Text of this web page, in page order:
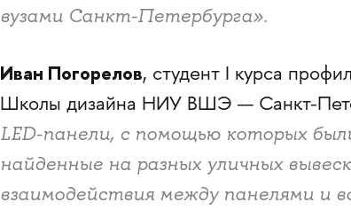
вузами Санкт-Петербурга».
Иван Погорелов, студент I курса
Школы дизайна НИУ ВШЭ — Санкт-
LED-панели, с помощью которых
найденные на разных уличных
взаимодействия между панелями и